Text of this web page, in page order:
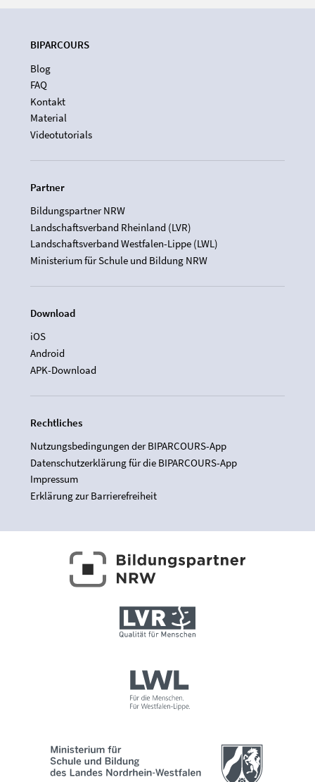
BIPARCOURS
Blog
FAQ
Kontakt
Material
Videotutorials
Partner
Bildungspartner NRW
Landschaftsverband Rheinland (LVR)
Landschaftsverband Westfalen-Lippe (LWL)
Ministerium für Schule und Bildung NRW
Download
iOS
Android
APK-Download
Rechtliches
Nutzungsbedingungen der BIPARCOURS-App
Datenschutzerklärung für die BIPARCOURS-App
Impressum
Erklärung zur Barrierefreiheit